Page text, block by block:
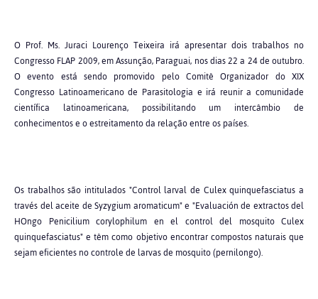
O Prof. Ms. Juraci Lourenço Teixeira irá apresentar dois trabalhos no
Congresso FLAP 2009, em Assunção, Paraguai, nos dias 22 a 24 de outubro.
O evento está sendo promovido pelo Comitê Organizador do XIX
Congresso Latinoamericano de Parasitologia e irá reunir a comunidade
científica latinoamericana, possibilitando um intercâmbio de
conhecimentos e o estreitamento da relação entre os países.
Os trabalhos são intitulados "Control larval de Culex quinquefasciatus a
través del aceite de Syzygium aromaticum" e "Evaluación de extractos del
HOngo Penicilium corylophilum en el control del mosquito Culex
quinquefasciatus" e têm como objetivo encontrar compostos naturais que
sejam eficientes no controle de larvas de mosquito (pernilongo).